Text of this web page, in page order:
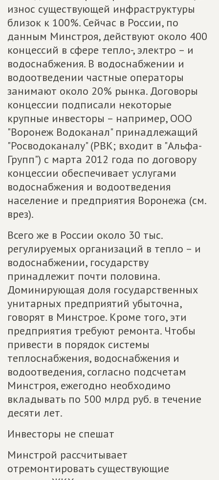
износ существующей инфраструктуры
близок к 100%. Сейчас в России, по
данным Минстроя, действуют около 400
концессий в сфере тепло-, электро – и
водоснабжения. В водоснабжении и
водоотведении частные операторы
занимают около 20% рынка. Договоры
концессии подписали некоторые
крупные инвесторы – например, ООО
"Воронеж Водоканал" принадлежащий
"Росводоканалу" (РВК; входит в "Альфа-
Групп") с марта 2012 года по договору
концессии обеспечивает услугами
водоснабжения и водоотведения
население и предприятия Воронежа (см.
врез).
Всего же в России около 30 тыс.
регулируемых организаций в тепло – и
водоснабжении, государству
принадлежит почти половина.
Доминирующая доля государственных
унитарных предприятий убыточна,
говорят в Минстрое. Кроме того, эти
предприятия требуют ремонта. Чтобы
привести в порядок системы
теплоснабжения, водоснабжения и
водоотведения, согласно подсчетам
Минстроя, ежегодно необходимо
вкладывать по 500 млрд руб. в течение
десяти лет.
Инвесторы не спешат
Минстрой рассчитывает
отремонтировать существующие